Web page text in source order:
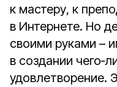
к мастеру, к
в Интернете. Но
своими руками –
в создании
удовлетворение.